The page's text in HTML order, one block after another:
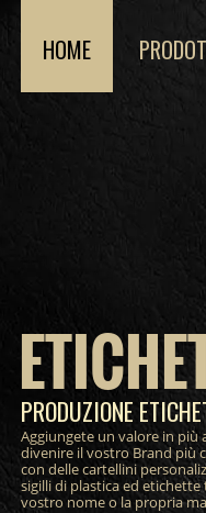
PRODUZIONE
Aggiungete un valore in più
divenire il vostro Brand più
con delle cartellini
sigilli di plastica ed
vostro nome o la propria
HOME